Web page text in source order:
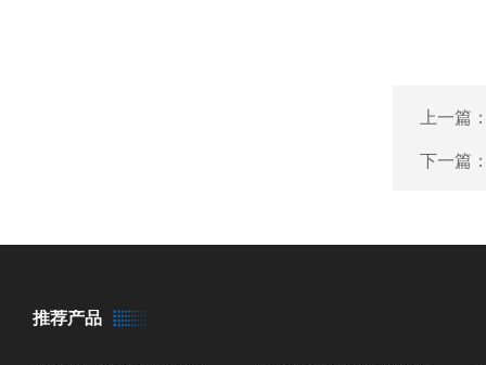
上一篇
下一篇
推荐产品